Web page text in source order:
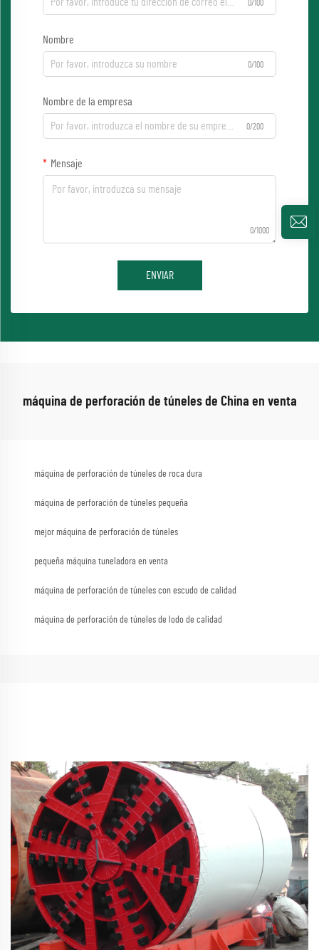
0/100
Nombre
0/100
Nombre de la empresa
0/200
Mensaje
0/1000
ENVIAR
máquina de perforación de túneles de China en venta
máquina de perforación de túneles de roca dura
máquina de perforación de túneles pequeña
mejor máquina de perforación de túneles
pequeña máquina tuneladora en venta
máquina de perforación de túneles con escudo de calidad
máquina de perforación de túneles de lodo de calidad